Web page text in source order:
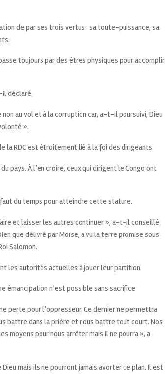
de par ses trois vertus : sa toute-puissance, sa
toujours par des êtres physiques pour accomplir
il déclaré.
non au vol et à la corruption car, a-t-il poursuivi, Dieu
».
la RDC est étroitement lié à la foi des dirigeants.
pays. À l’en croire, ceux qui dirigent le Congo ont
faut du temps pour atteindre cette stature.
et laisser les autres continuer », a-t-il conseillé
que délivré par Moïse, a vu la terre promise sous
Salomon.
les autorités actuelles à jouer leur partition.
émancipation n’est possible sans sacrifice.
perte pour l’oppresseur. Ce dernier ne permettra
battre dans la prière et nous battre tout court. Nos
moyens pour nous arrêter mais il ne pourra », a
mais ils ne pourront jamais avorter ce plan. Il est